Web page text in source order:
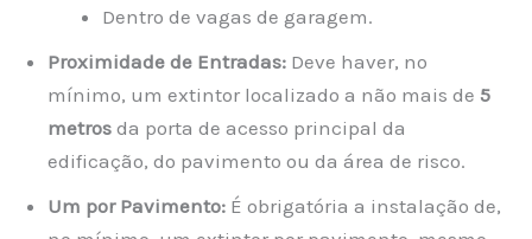
Dentro de vagas de garagem.
Proximidade de Entradas: Deve haver, no
mínimo, um extintor localizado a não mais de 5
metros da porta de acesso principal da
edificação, do pavimento ou da área de risco.
Um por Pavimento: É obrigatória a instalação de,